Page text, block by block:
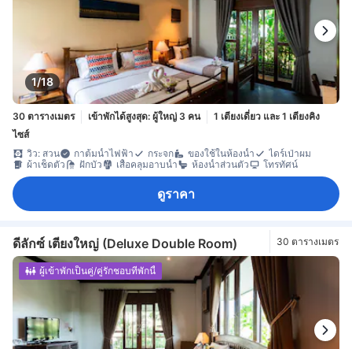
1/18
30 ตารางเมตร เข้าพักได้สูงสุด: ผู้ใหญ่ 3 คน
1 เตียงเดี่ยว และ 1 เตียงคิง
ไซส์
วิว: สวน
กาต้มน้ำไฟฟ้า กระจก ของใช้ในห้องน้ำ
ไดร์เป่าผม
ผ้าเช็ดตัว
ฝักบัว เสื้อคลุมอาบน้ำ ห้องน้ำส่วนตัว โทรทัศน์
ดูราคา
ดีลักซ์ เตียงใหญ่ (Deluxe Double Room) 30 ตารางเมตร
ผู้เข้าพักเป็นคู่/คู่รักชอบที่พักนี้